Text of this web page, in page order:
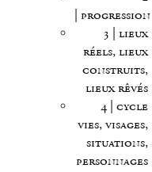
| progression
3 | lieux
réels, lieux
construits,
lieux rêvés
4 | cycle
vies, visages,
situations,
personnages